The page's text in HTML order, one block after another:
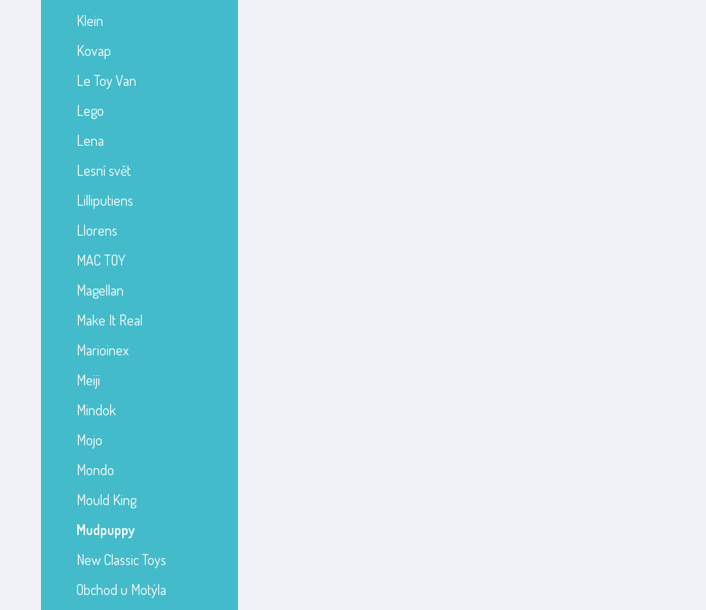
Klein
Kovap
Le Toy Van
Lego
Lena
Lesní svět
Lilliputiens
Llorens
MAC TOY
Magellan
Make It Real
Marioinex
Meiji
Mindok
Mojo
Mondo
Mould King
Mudpuppy
New Classic Toys
Obchod u Motýla